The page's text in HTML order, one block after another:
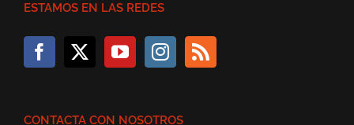
ESTAMOS EN LAS REDES
CONTACTA CON NOSOTROS